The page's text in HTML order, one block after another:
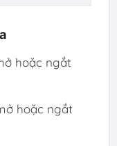
hoặc ngắt
hoặc ngắt